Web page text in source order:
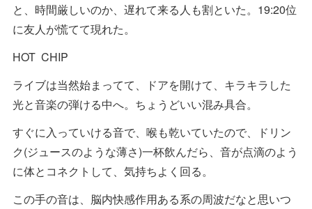
と、時間厳しいのか、遅れて来る人も割といた。19:20位
に友人が慌てて現れた。
HOT CHIP
ライブは当然始まってて、ドアを開けて、キラキラした
光と音楽の弾ける中へ。ちょうどいい混み具合。
すぐに入っていける音で、喉も乾いていたので、ドリン
ク(ジュースのような薄さ)一杯飲んだら、音が点滴のよう
に体とコネクトして、気持ちよく回る。
この手の音は、脳内快感作用ある系の周波だなと思いつ